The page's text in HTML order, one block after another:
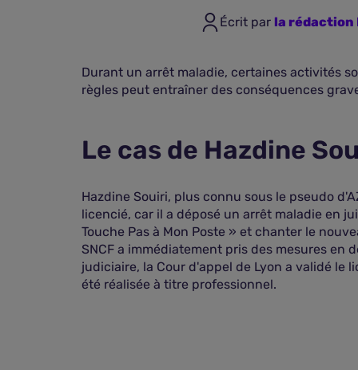
Écrit par la rédaction
Durant un arrêt maladie, certaines activités
règles peut entraîner des conséquences
Le cas de Hazdine
Hazdine Souiri, plus connu sous le pseudo
licencié, car il a déposé un arrêt maladie en
Touche Pas à Mon Poste » et chanter le
SNCF a immédiatement pris des mesures
judiciaire, la Cour d'appel de Lyon a validé
été réalisée à titre professionnel.